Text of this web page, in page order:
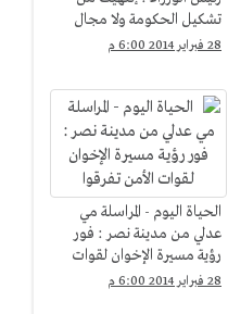
تشكيل الحكومة ولا مجال
للرفاهية و مصر في عنينا
28 فبراير 2014 6:00 م
الحياة اليوم - المراسلة مي
عدلي من مدينة نصر : فور
رؤية مسيرة الإخوان لقوات
الأمن تفرقوا
28 فبراير 2014 6:00 م